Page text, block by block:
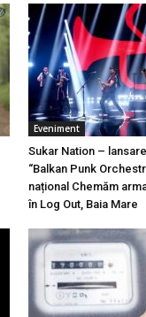
Eveniment
Sukar Nation –
“Balkan Punk
național Chemăm
în Log Out, Baia Mare